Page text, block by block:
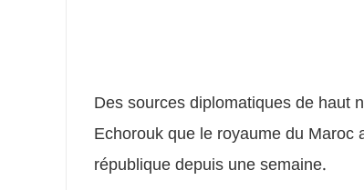
Des sources diplomatiques de haut
Echorouk que le royaume du
république depuis une semaine.